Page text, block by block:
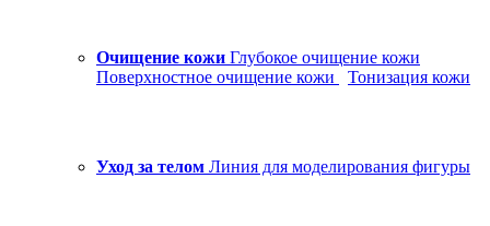
Очищение кожи Глубокое очищение кожи
Поверхностное очищение кожи
Тонизация кожи
Уход за телом Линия для моделирования фигуры